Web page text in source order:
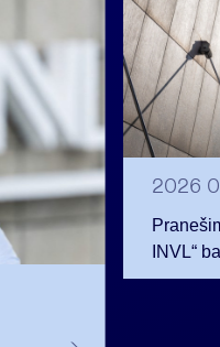
2026
INVL“